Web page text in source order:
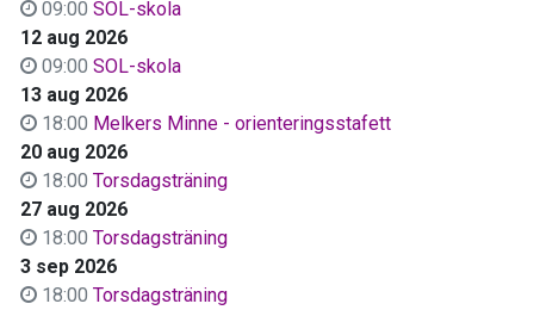
09:00 SOL-skola
12 aug 2026
09:00 SOL-skola
13 aug 2026
18:00 Melkers Minne - orienteringsstafett
20 aug 2026
18:00 Torsdagsträning
27 aug 2026
18:00 Torsdagsträning
3 sep 2026
18:00 Torsdagsträning